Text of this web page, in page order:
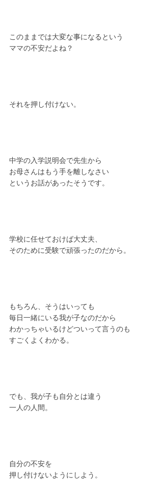
このままでは大変な事になるという
ママの不安だよね？
それを押し付けない。
中学の入学説明会で先生から
お母さんはもう手を離しなさい
というお話があったそうです。
学校に任せておけば大丈夫、
そのために受験で頑張ったのだから。
もちろん、そうはいっても
毎日一緒にいる我が子なのだから
わかっちゃいるけどついって言うのも
すごくよくわかる。
でも、我が子も自分とは違う
一人の人間。
自分の不安を
押し付けないようにしよう。